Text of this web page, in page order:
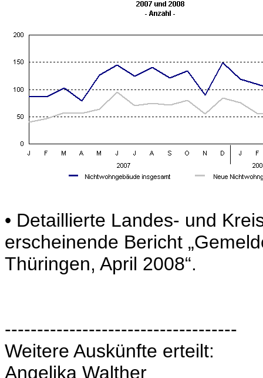
• Detaillierte Landes- und
erscheinende Bericht
Thüringen, April 2008“.
------------------------------------
Weitere Auskünfte erteilt:
Angelika Walther